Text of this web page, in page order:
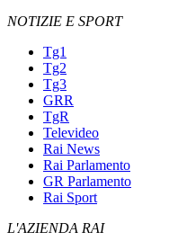
NOTIZIE E SPORT
Tg1
Tg2
Tg3
GRR
TgR
Televideo
Rai News
Rai Parlamento
GR Parlamento
Rai Sport
L'AZIENDA RAI